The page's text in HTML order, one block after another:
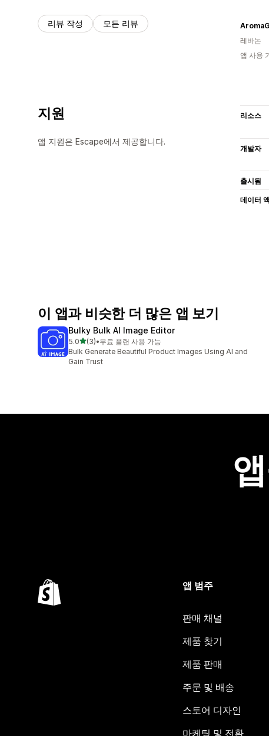
리뷰 작성 모든 리뷰
레바논
앱 사용
지원
앱 지원은 Escape에서 제공합니다.
리소스
개발자
출시됨
데이터
이 앱과 비슷한 더 많은 앱 보기
Bulky Bulk AI Image Editor
5.0별 5개 중
(3)
총 리뷰 3개
•무료 플랜 사용 가능
Bulk Generate Beautiful Product Images Using AI and
Gain Trust
앱 범주
판매 채널
제품 찾기
제품 판매
주문 및 배송
스토어 디자인
마케팅 및 전환